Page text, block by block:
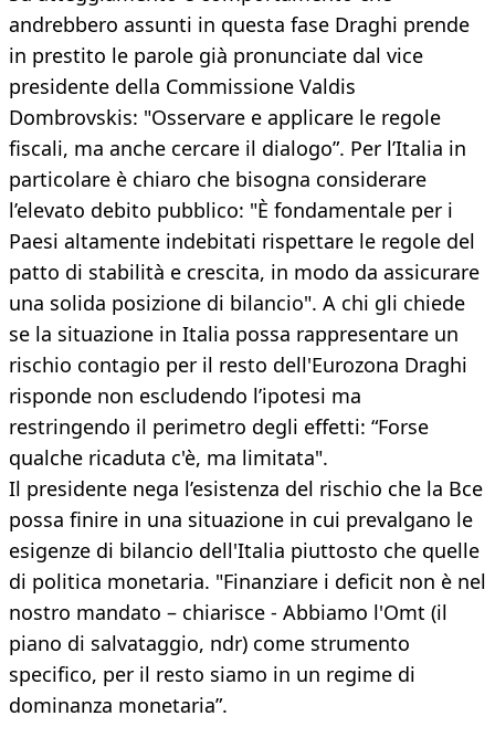
andrebbero assunti in questa fase Draghi prende
in prestito le parole già pronunciate dal vice
presidente della Commissione Valdis
Dombrovskis: "Osservare e applicare le regole
fiscali, ma anche cercare il dialogo”. Per l’Italia in
particolare è chiaro che bisogna considerare
l’elevato debito pubblico: "È fondamentale per i
Paesi altamente indebitati rispettare le regole del
patto di stabilità e crescita, in modo da assicurare
una solida posizione di bilancio". A chi gli chiede
se la situazione in Italia possa rappresentare un
rischio contagio per il resto dell'Eurozona Draghi
risponde non escludendo l’ipotesi ma
restringendo il perimetro degli effetti: “Forse
qualche ricaduta c'è, ma limitata".
Il presidente nega l’esistenza del rischio che la Bce
possa finire in una situazione in cui prevalgano le
esigenze di bilancio dell'Italia piuttosto che quelle
di politica monetaria. "Finanziare i deficit non è nel
nostro mandato – chiarisce - Abbiamo l'Omt (il
piano di salvataggio, ndr) come strumento
specifico, per il resto siamo in un regime di
dominanza monetaria”.